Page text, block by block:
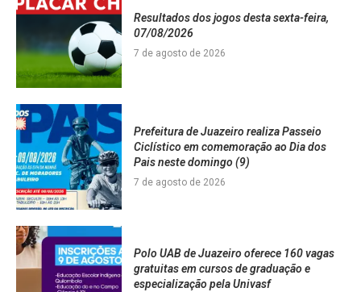
Resultados dos jogos desta sexta-feira,
07/08/2026
7 de agosto de 2026
Prefeitura de Juazeiro realiza Passeio
Ciclístico em comemoração ao Dia dos
Pais neste domingo (9)
7 de agosto de 2026
Polo UAB de Juazeiro oferece 160 vagas
gratuitas em cursos de graduação e
especialização pela Univasf